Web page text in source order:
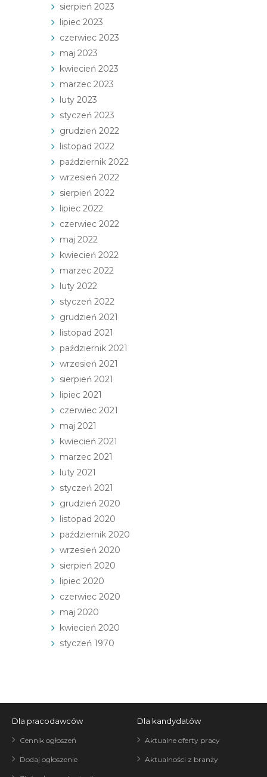
sierpień 2023
lipiec 2023
czerwiec 2023
maj 2023
kwiecień 2023
marzec 2023
luty 2023
styczeń 2023
grudzień 2022
listopad 2022
październik 2022
wrzesień 2022
sierpień 2022
lipiec 2022
czerwiec 2022
maj 2022
kwiecień 2022
marzec 2022
luty 2022
styczeń 2022
grudzień 2021
listopad 2021
październik 2021
wrzesień 2021
sierpień 2021
lipiec 2021
czerwiec 2021
maj 2021
kwiecień 2021
marzec 2021
luty 2021
styczeń 2021
grudzień 2020
listopad 2020
październik 2020
wrzesień 2020
sierpień 2020
lipiec 2020
czerwiec 2020
maj 2020
kwiecień 2020
styczeń 1970
Dla pracodawców
Cennik ogłoszeń
Dodaj ogłoszenie
Dla kandydatów
Aktualne oferty pracy
Aktualności z branży